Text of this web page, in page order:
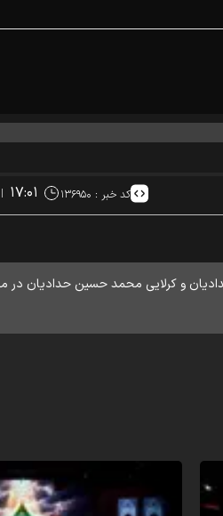
کد خبر : ۱۳۶۹۵۰
و کرلایی محمد حسین حدادیان در